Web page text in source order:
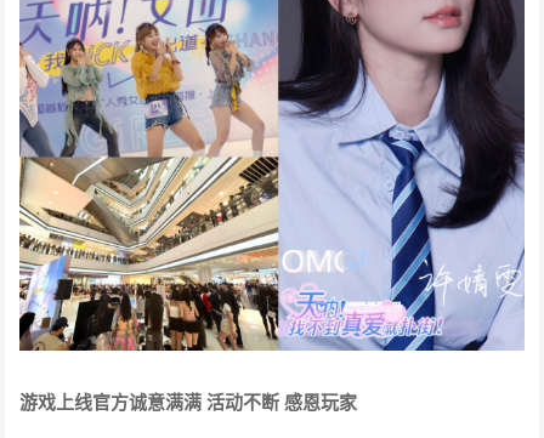
游戏上线官方诚意满满 活动不断 感恩玩家